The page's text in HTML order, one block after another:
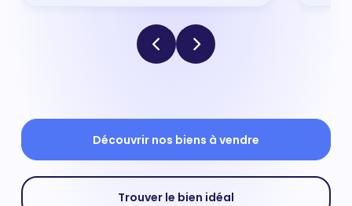
Découvrir nos biens à vendre
Trouver le bien idéal